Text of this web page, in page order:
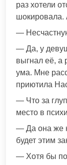
раз хотели
шокировала.
—
— Да, у
выгнал её, а
ума. Мне
приютила
— Что за
место в
— Да она же
будет этим
— Хотя бы